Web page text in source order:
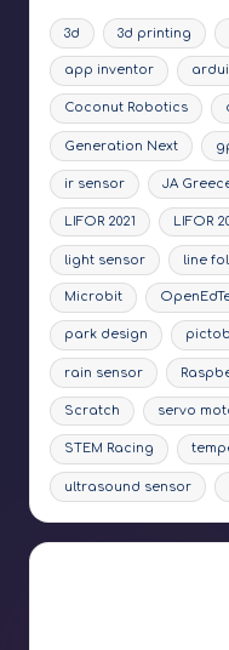
3d 3d printing
app inventor
Coconut Robotics
Generation Next
ir sensor JA
LIFOR 2021 LIFOR
light sensor line
Microbit
park design
rain sensor
Scratch servo
STEM Racing
ultrasound sensor